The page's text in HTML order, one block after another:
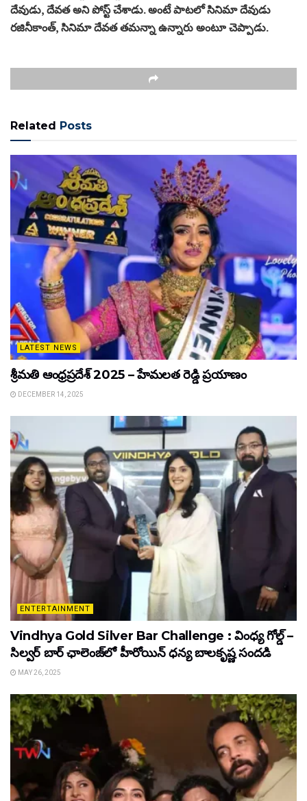
దేవుడు, దేవత అని పోస్ట్ చేశాడు. అంటే పాటలో సినిమా దేవుడు
రజినీకాంత్, సినిమా దేవత తమన్నా ఉన్నారు అంటూ చెప్పాడు.
Related Posts
LATEST NEWS
శ్రీమతి ఆంధ్రప్రదేశ్ 2025 – హేమలత రెడ్డి ప్రయాణం
DECEMBER 14, 2025
ENTERTAINMENT
Vindhya Gold Silver Bar Challenge : వింధ్య గోల్డ్ –
సిల్వర్ బార్ ఛాలెంజ్‌లో హీరోయిన్ ధ‌న్య బాల‌కృష్ణ‌ సందడి
MAY 26, 2025